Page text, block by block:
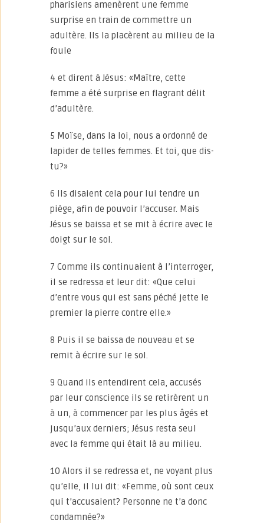
pharisiens amenèrent une femme
surprise en train de commettre un
adultère. Ils la placèrent au milieu de la
foule
4 et dirent à Jésus: «Maître, cette
femme a été surprise en flagrant délit
d’adultère.
5 Moïse, dans la loi, nous a ordonné de
lapider de telles femmes. Et toi, que dis-
tu?»
6 Ils disaient cela pour lui tendre un
piège, afin de pouvoir l’accuser. Mais
Jésus se baissa et se mit à écrire avec le
doigt sur le sol.
7 Comme ils continuaient à l’interroger,
il se redressa et leur dit: «Que celui
d’entre vous qui est sans péché jette le
premier la pierre contre elle.»
8 Puis il se baissa de nouveau et se
remit à écrire sur le sol.
9 Quand ils entendirent cela, accusés
par leur conscience ils se retirèrent un
à un, à commencer par les plus âgés et
jusqu’aux derniers; Jésus resta seul
avec la femme qui était là au milieu.
10 Alors il se redressa et, ne voyant plus
qu’elle, il lui dit: «Femme, où sont ceux
qui t’accusaient? Personne ne t’a donc
condamnée?»